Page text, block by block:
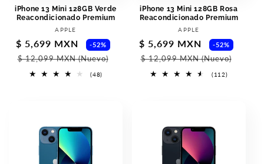
iPhone 13 Mini 128GB Verde
Reacondicionado Premium
Vendor:
APPLE
Sale
price
$ 5,699 MXN -52%
Regular
$ 12,099 MXN(Nuevo)
(48)
iPhone 13 Mini 128GB Rosa
Reacondicionado Premium
Vendor:
APPLE
Sale
price
$ 5,699 MXN -52%
$ 12,099 MXN(Nuevo)
(112)112